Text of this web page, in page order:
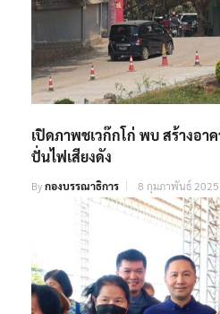
ปั่นไฟเสียงดัง
กองบรรณาธิการ 8 กุมภาพันธ์ 2025